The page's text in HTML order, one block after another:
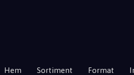
Hem Sortiment Format